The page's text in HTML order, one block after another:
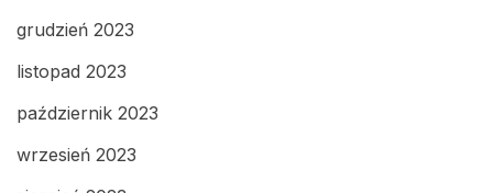
grudzień 2023
listopad 2023
październik 2023
wrzesień 2023